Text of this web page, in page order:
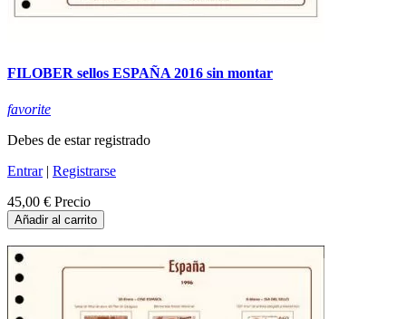
FILOBER sellos ESPAÑA 2016 sin montar
favorite
Debes de estar registrado
Entrar| Registrarse
45,00 € Precio
Añadir al carrito